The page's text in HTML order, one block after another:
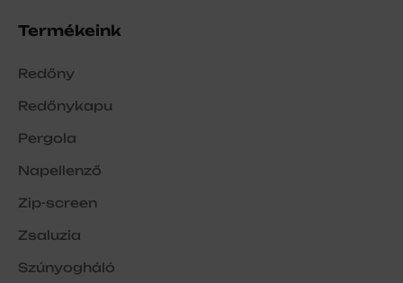
Termékeink
Redőny
Redőnykapu
Pergola
Napellenző
Zip-screen
Zsaluzia
Szúnyogháló